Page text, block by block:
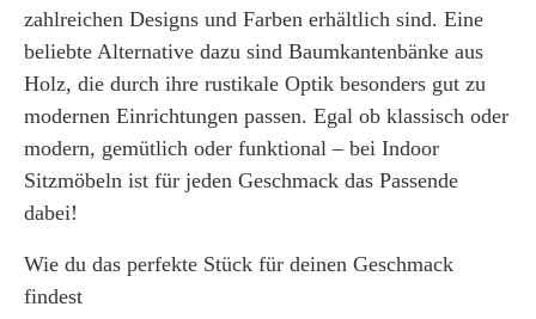
zahlreichen Designs und Farben erhältlich sind. Eine
beliebte Alternative dazu sind Baumkantenbänke aus
Holz, die durch ihre rustikale Optik besonders gut zu
modernen Einrichtungen passen. Egal ob klassisch oder
modern, gemütlich oder funktional – bei Indoor
Sitzmöbeln ist für jeden Geschmack das Passende
dabei!
Wie du das perfekte Stück für deinen Geschmack
findest